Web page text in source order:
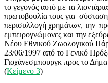
το γεγονός αυτό με τα
πρωτοβουλία τους για
περισυλλογή χρημάτων, την
εμπειρογνώμονες και την
Νέου Εθνικού Ζωολογικού
23/06/1997 από το Γενικό
Γιοχάνεσμπουργκ προς το
(Κείμενο 3)